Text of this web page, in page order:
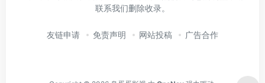
联系我们删除收录。
友链申请 免责声明 网站投稿 广告合作